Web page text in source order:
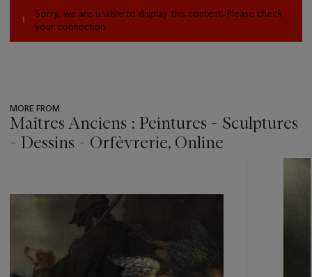
Sorry, we are unable to display this content. Please check
your connection.
MORE FROM
Maîtres Anciens : Peintures - Sculptures
- Dessins - Orfèvrerie, Online